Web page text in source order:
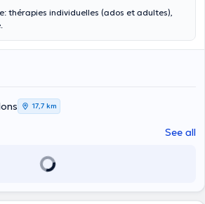
thérapies individuelles (ados et adultes),
17,7 km
See all